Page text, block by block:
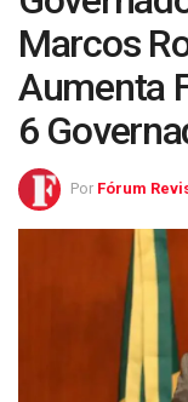
Marcos
Aumenta
6
Por Fórum